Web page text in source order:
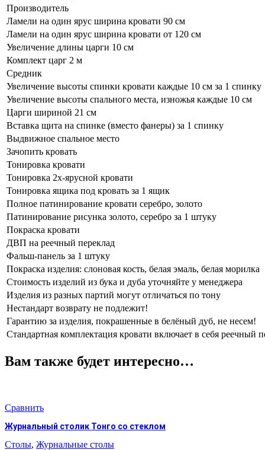
Производитель
Ламели на один ярус ширина кровати 90 см
Ламели на один ярус ширина кровати от 120 см
Увеличение длины царги 10 см
Комплект царг 2 м
Средник
Увеличение высоты спинки кровати каждые 10 см за 1 спинку
Увеличение высоты спального места, изножья каждые 10 см
Царги шириной 21 см
Вставка щита на спинке (вместо фанеры) за 1 спинку
Выдвижное спальное место
Зачопить кровать
Тонировка кровати
Тонировка 2х-ярусной кровати
Тонировка ящика под кровать за 1 ящик
Полное патинирование кровати серебро, золото
Патинирование рисунка золото, серебро за 1 штуку
Покраска кровати
ДВП на реечный переклад
Фальш-панель за 1 штуку
Покраска изделия: слоновая кость, белая эмаль, белая морилка
Стоимость изделий из бука и дуба уточняйте у менеджера
Изделия из разных партий могут отличаться по тону
Нестандарт возврату не подлежит!
Гарантию за изделия, покрашенные в белёный дуб, не несем!
Стандартная комплектация кровати включает в себя реечный
Вам также будет интересно…
Сравнить
Журнальный столик Тонго со стеклом
Столы, Журнальные столы